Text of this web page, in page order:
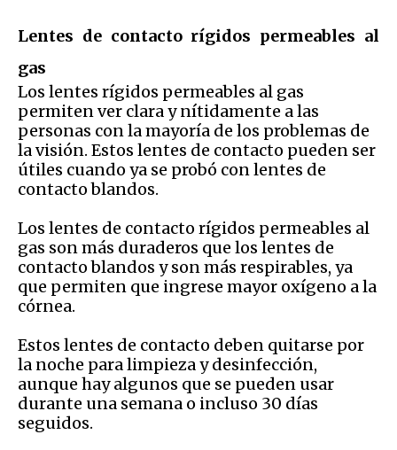
Lentes de contacto rígidos permeables al
gas
Los lentes rígidos permeables al gas
permiten ver clara y nítidamente a las
personas con la mayoría de los problemas de
la visión. Estos lentes de contacto pueden ser
útiles cuando ya se probó con lentes de
contacto blandos.
Los lentes de contacto rígidos permeables al
gas son más duraderos que los lentes de
contacto blandos y son más respirables, ya
que permiten que ingrese mayor oxígeno a la
córnea.
Estos lentes de contacto deben quitarse por
la noche para limpieza y desinfección,
aunque hay algunos que se pueden usar
durante una semana o incluso 30 días
seguidos.